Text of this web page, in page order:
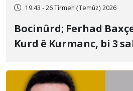
19:43 - 26 Tîrmeh (Temûz) 2026
Bocinûrd; Ferhad
Kurd ê Kurmanc, bi 3